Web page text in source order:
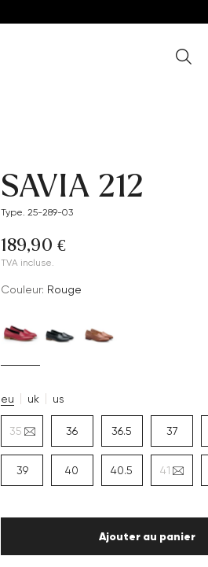
SAVIA 212
Type. 25-289-03
189,90 €
TVA incluse.
Couleur: Rouge
eu uk us
35 36 36.5 37
39 40 40.5 41
Ajouter au panier